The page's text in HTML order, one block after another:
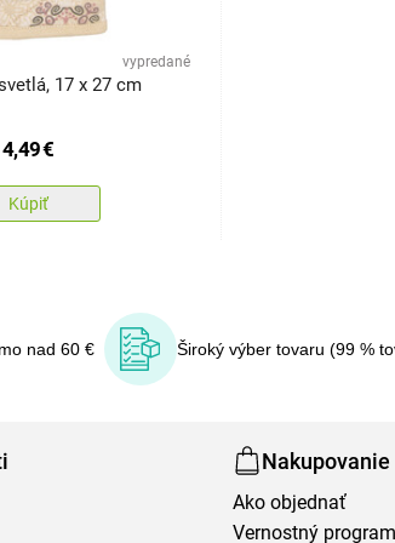
vypredané
17 x 27 cm
4,49€
Kúpiť
nad 60 € Široký výber tovaru (99 %
Nakupovanie
Ako objednať
Vernostný